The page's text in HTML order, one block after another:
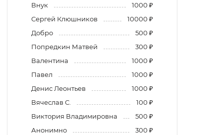
Внук
1000 ₽
Сергей Клюшников
10000 ₽
Добро
500 ₽
Попредкин Матвей
300 ₽
Валентина
1000 ₽
Павел
1000 ₽
Денис Леонтьев
1000 ₽
Вячеслав С.
100 ₽
Виктория Владимировна
500 ₽
Анонимно
300 ₽